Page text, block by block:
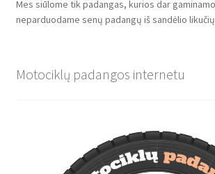
Mes siūlome tik padangas, kurios dar
neparduodame senų padangų iš sandėlio
Motociklų padangos internetu